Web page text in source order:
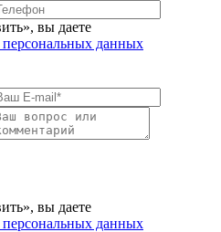
вы даете
персональных данных
вы даете
персональных данных